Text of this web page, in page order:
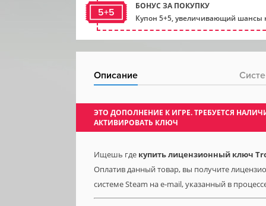
5+5
БОНУС ЗА ПОКУПКУ
Купон 5+5, увеличивающий шансы
Описание
ЭТО ДОПОЛНЕНИЕ К ИГРЕ. ТРЕБУЕТСЯ
АКТИВИРОВАТЬ КЛЮЧ
Ищешь где купить лицензионный ключ
Оплатив данный товар, вы получите
системе Steam на e-mail, указанный в